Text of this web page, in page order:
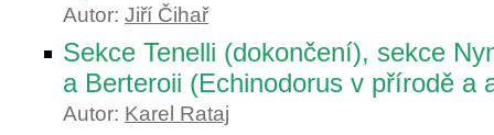
Autor: Jiří Čihař
Sekce Tenelli (dokončení), sekce
a Berteroii (Echinodorus v přírodě a
Autor: Karel Rataj